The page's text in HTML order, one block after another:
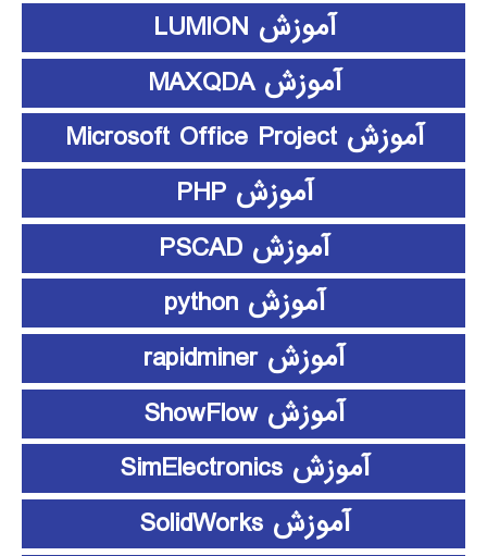
آموزش LUMION
آموزش MAXQDA
آموزش Microsoft Office Project
آموزش PHP
آموزش PSCAD
آموزش python
آموزش rapidminer
آموزش ShowFlow
آموزش SimElectronics
آموزش SolidWorks